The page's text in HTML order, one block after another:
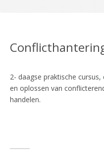
2- daagse praktische
en oplossen van
handelen.